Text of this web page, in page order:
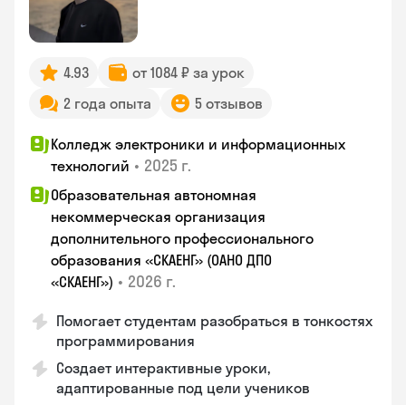
4.93
от 1084 ₽ за урок
2 года опыта
5 отзывов
Колледж электроники и информационных
технологий • 2025 г.
Образовательная автономная
некоммерческая организация
дополнительного профессионального
образования «СКАЕНГ» (ОАНО ДПО
«СКАЕНГ») • 2026 г.
Помогает студентам разобраться в тонкостях
программирования
Создает интерактивные уроки,
адаптированные под цели учеников